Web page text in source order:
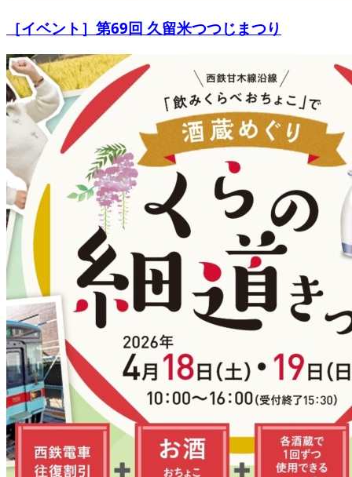
［イベント］第69回 久留米つつじまつり